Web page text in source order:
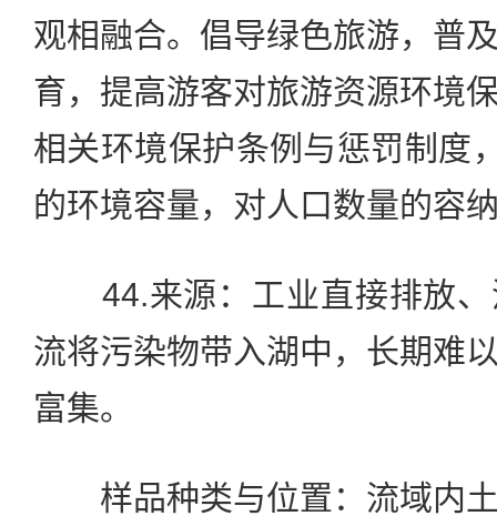
观相融合。倡导绿色旅游，普
育，提高游客对旅游资源环境
相关环境保护条例与惩罚制度
的环境容量，对人口数量的容
44.来源：工业直接排放、
流将污染物带入湖中，长期难
富集。
样品种类与位置：流域内土